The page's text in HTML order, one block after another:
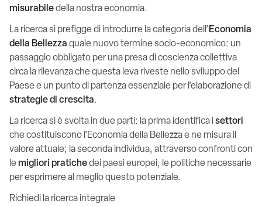
misurabiledella nostra economia.
La ricerca si prefigge di introdurre la categoria dell’ Economia
della Bellezza quale nuovo termine socio-economico: un
passaggio obbligato per una presa di coscienza collettiva
circa la rilevanza che questa leva riveste nello sviluppo del
Paese e un punto di partenza essenziale per l’elaborazione di
strategie di crescita.
La ricerca si è svolta in due parti: la prima identifica isettori
che costituiscono l’Economia della Bellezza e ne misura il
valore attuale; la seconda individua, attraverso confronti con
lemigliori pratichedei paesi europei, le politiche necessarie
per esprimere al meglio questo potenziale.
Richiedi la ricerca integrale